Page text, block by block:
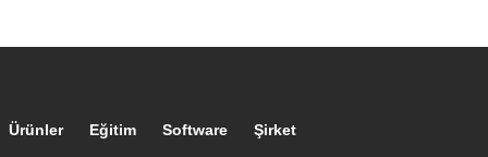
Footer main navigation
Ürünler Eğitim Software Şirket